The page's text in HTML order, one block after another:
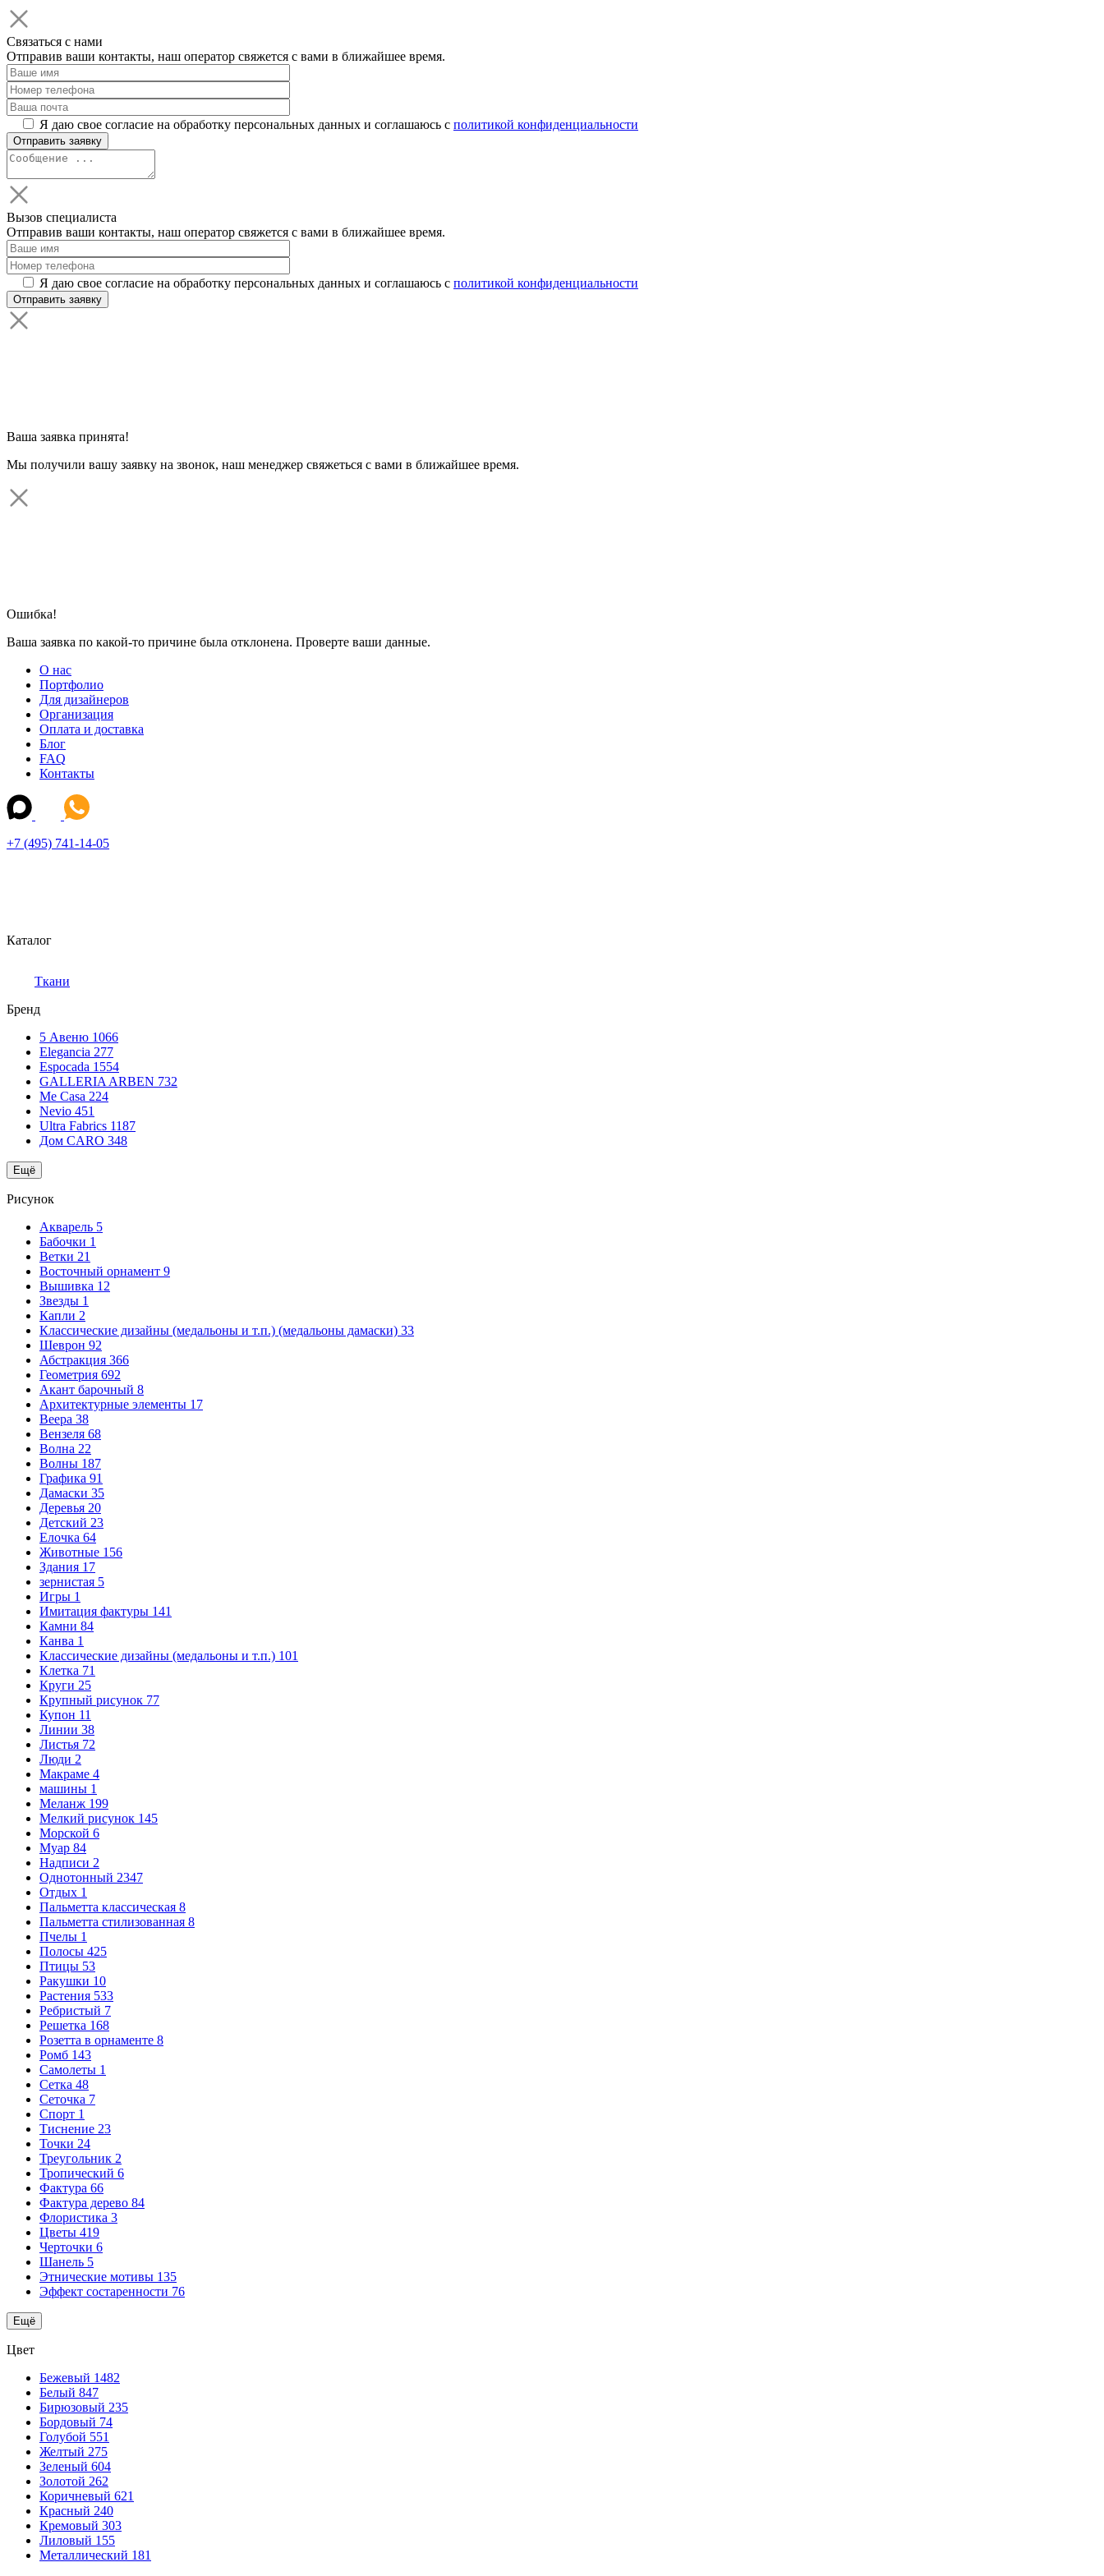
Связаться с нами
Отправив ваши контакты, наш оператор свяжется с вами в ближайшее время.
Я даю свое согласие на обработку персональных данных и соглашаюсь с политикой конфиденциальности
Вызов специалиста
Отправив ваши контакты, наш оператор свяжется с вами в ближайшее время.
Я даю свое согласие на обработку персональных данных и соглашаюсь с политикой конфиденциальности
Ваша заявка принята!
Мы получили вашу заявку на звонок, наш менеджер свяжеться с вами в ближайшее время.
Ошибка!
Ваша заявка по какой-то причине была отклонена. Проверте ваши данные.
О нас
Портфолио
Для дизайнеров
Организация
Оплата и доставка
Блог
FAQ
Контакты
+7 (495) 741-14-05
Каталог
Ткани
Бренд
5 Авеню 1066
Elegancia 277
Espocada 1554
GALLERIA ARBEN 732
Me Casa 224
Nevio 451
Ultra Fabrics 1187
Дом CARO 348
Ещё
Рисунок
Акварель 5
Бабочки 1
Ветки 21
Восточный орнамент 9
Вышивка 12
Звезды 1
Капли 2
Классические дизайны (медальоны и т.п.) (медальоны дамаски) 33
Шеврон 92
Абстракция 366
Геометрия 692
Акант барочный 8
Архитектурные элементы 17
Веера 38
Вензеля 68
Волна 22
Волны 187
Графика 91
Дамаски 35
Деревья 20
Детский 23
Елочка 64
Животные 156
Здания 17
зернистая 5
Игры 1
Имитация фактуры 141
Камни 84
Канва 1
Классические дизайны (медальоны и т.п.) 101
Клетка 71
Круги 25
Крупный рисунок 77
Купон 11
Линии 38
Листья 72
Люди 2
Макраме 4
машины 1
Меланж 199
Мелкий рисунок 145
Морской 6
Муар 84
Надписи 2
Однотонный 2347
Отдых 1
Пальметта классическая 8
Пальметта стилизованная 8
Пчелы 1
Полосы 425
Птицы 53
Ракушки 10
Растения 533
Ребристый 7
Решетка 168
Розетта в орнаменте 8
Ромб 143
Самолеты 1
Сетка 48
Сеточка 7
Спорт 1
Тиснение 23
Точки 24
Треугольник 2
Тропический 6
Фактура 66
Фактура дерево 84
Флористика 3
Цветы 419
Черточки 6
Шанель 5
Этнические мотивы 135
Эффект состаренности 76
Ещё
Цвет
Бежевый 1482
Белый 847
Бирюзовый 235
Бордовый 74
Голубой 551
Желтый 275
Зеленый 604
Золотой 262
Коричневый 621
Красный 240
Кремовый 303
Лиловый 155
Металлический 181